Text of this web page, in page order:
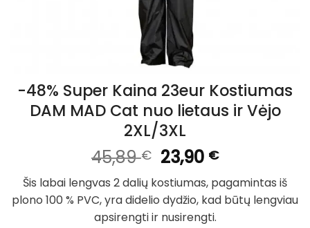
-48% Super Kaina 23eur Kostiumas
DAM MAD Cat nuo lietaus ir Vėjo
2XL/3XL
45,89€ Original
price
was:
45,89 €.
23,90 €Current
price
is:
23,90 €.
Šis labai lengvas 2 dalių kostiumas, pagamintas iš
plono 100 % PVC, yra didelio dydžio, kad būtų lengviau
apsirengti ir nusirengti.